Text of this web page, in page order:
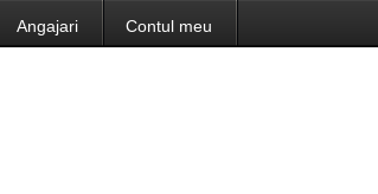
Angajari Contul meu